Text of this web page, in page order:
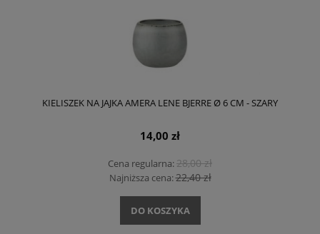
KIELISZEK NA JAJKA AMERA LENE BJERRE Ø 6 CM - SZARY
14,00 zł
Cena regularna:28,00 zł
Najniższa cena:22,40 zł
DO KOSZYKA